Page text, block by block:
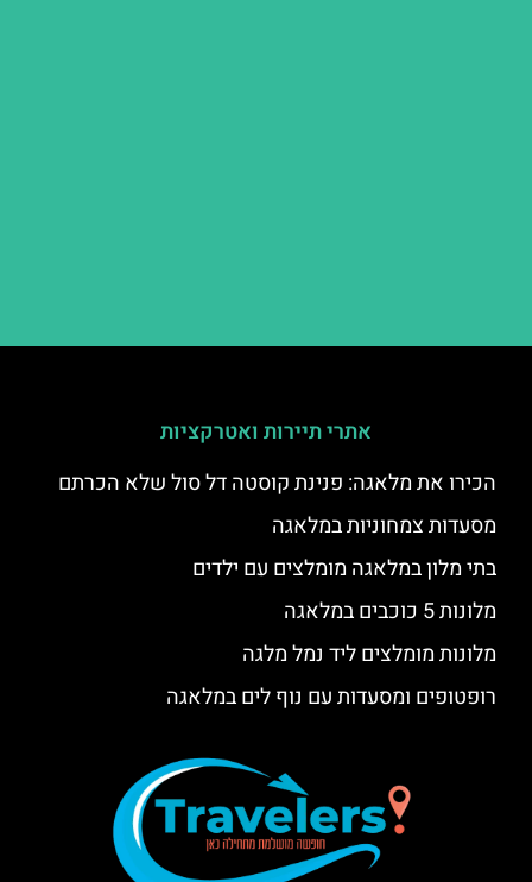
אתרי תיירות ואטרקציות
הכירו את מלאגה: פנינת קוסטה דל סול שלא הכרתם
מסעדות צמחוניות במלאגה
בתי מלון במלאגה מומלצים עם ילדים
מלונות 5 כוכבים במלאגה
מלונות מומלצים ליד נמל מלגה
רופטופים ומסעדות עם נוף לים במלאגה